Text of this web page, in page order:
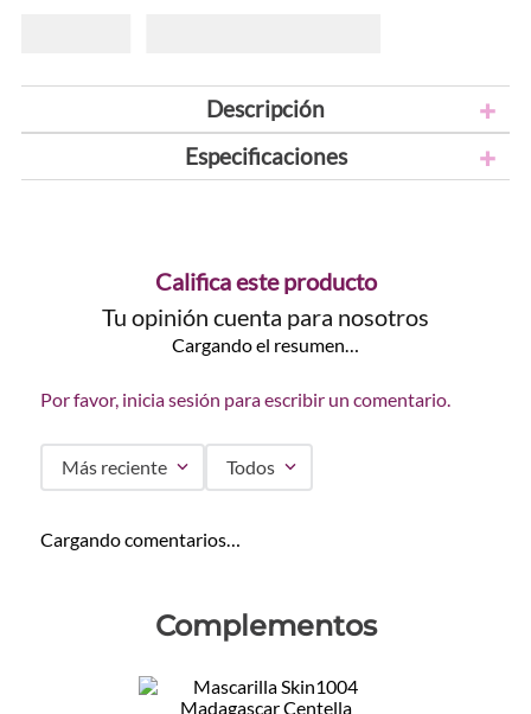
Descripción
Especificaciones
Califica este producto
Tu opinión cuenta para nosotros
Cargando el resumen…
Por favor, inicia sesión para escribir un comentario.
Más reciente Todos
Cargando comentarios…
Complementos